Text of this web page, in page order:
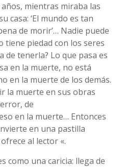
mientras miraba las
casa: ‘El mundo es tan
de morir’… Nadie puede
tiene piedad con los seres
de tenerla? Lo que pasa es
en la muerte, no está
en la muerte de los demás.
la muerte en sus obras
de
en la muerte… Entonces
en una pastilla
al lector «.
como una caricia: llega de